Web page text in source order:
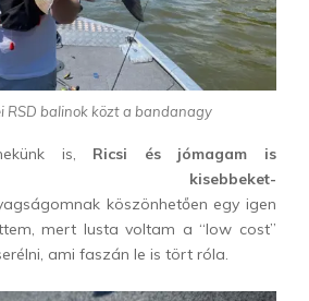
RSD balinok közt a bandanagy
is, Ricsi és jómagam is
kisebbeket-
köszönhetően egy igen
mert lusta voltam a “low cost”
ami faszán le is tört róla.